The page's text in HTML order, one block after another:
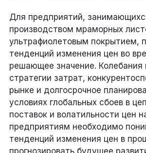
Для предприятий,
производством мраморных
ультрафиолетовым покрытием,
тенденций изменения цен во
решающее значение. Колебания
стратегии затрат,
рынке и долгосрочное
условиях глобальных сбоев в
поставок и волатильности цен
предприятиям необходимо
тенденций изменения цен в